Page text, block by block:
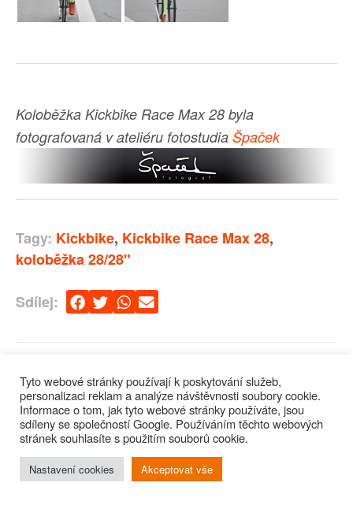
Koloběžka Kickbike Race Max 28 byla
fotografovaná v ateliéru fotostudia Špaček
Tagy: Kickbike, Kickbike Race Max 28,
koloběžka 28/28"
Sdílej:
Tyto webové stránky používají k poskytování služeb,
personalizaci reklam a analýze návštěvnosti soubory cookie.
Informace o tom, jak tyto webové stránky používáte, jsou
sdíleny se společností Google. Používáním těchto webových
stránek souhlasíte s použitím souborů cookie.
Nastavení cookies Akceptovat vše